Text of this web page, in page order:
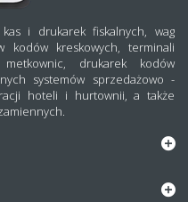
i drukarek fiskalnych, wag
kodów kreskowych, terminali
drukarek kodów
systemów sprzedażowo -
hoteli i hurtownii, a także